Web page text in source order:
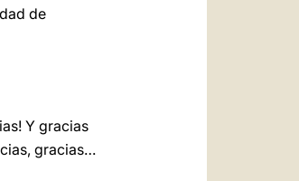
de
Y gracias
gracias…